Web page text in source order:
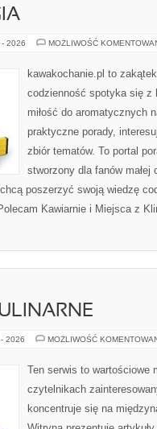
2026 MOŻLIWOŚĆ
kawakochanie.pl to
codzienność spotyka się z
miłość do aromatycznych
praktyczne porady,
zbiór tematów. To portal
stworzony dla fanów
poszerzyć swoją wiedzę
Kawiarnie i Miejsca z
2026 MOŻLIWOŚĆ
Ten serwis to wartościowe
czytelnikach
koncentruje się na